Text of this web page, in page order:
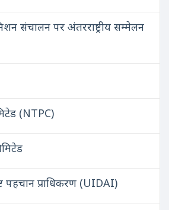
संचालन पर अंतरराष्ट्रीय सम्मेलन
(NTPC)
पहचान प्राधिकरण (UIDAI)